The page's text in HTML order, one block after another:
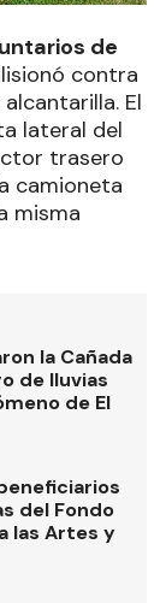
de
contra
El
lateral del
trasero
camioneta
misma
la Cañada
de lluvias
de El
del Fondo
las Artes y